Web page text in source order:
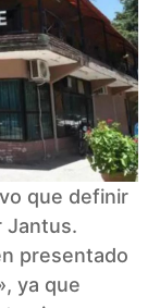
que definir
Jantus.
presentado
ya que